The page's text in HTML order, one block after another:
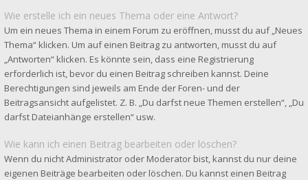
Wie erstelle ich ein neues Thema oder eine Antwort?
Um ein neues Thema in einem Forum zu eröffnen, musst du auf „Neues
Thema“ klicken. Um auf einen Beitrag zu antworten, musst du auf
„Antworten“ klicken. Es könnte sein, dass eine Registrierung
erforderlich ist, bevor du einen Beitrag schreiben kannst. Deine
Berechtigungen sind jeweils am Ende der Foren- und der
Beitragsansicht aufgelistet. Z. B. „Du darfst neue Themen erstellen“, „Du
darfst Dateianhänge erstellen“ usw.
Wie kann ich einen Beitrag bearbeiten oder löschen?
Wenn du nicht Administrator oder Moderator bist, kannst du nur deine
eigenen Beiträge bearbeiten oder löschen. Du kannst einen Beitrag